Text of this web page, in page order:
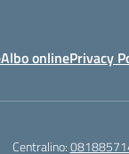
Albo onlinePrivacy
Centralino: